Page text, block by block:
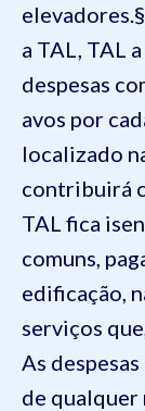
elevadores.
a TAL, TAL
despesas
avos por
localizado
contribuirá
TAL fica
comuns,
edificação,
serviços
As
de qualquer